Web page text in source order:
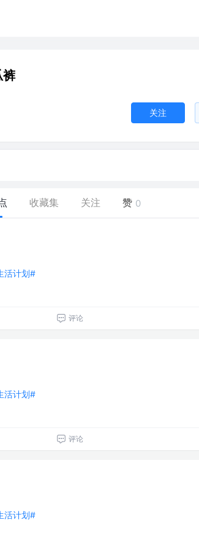
裤
关注
收藏集 关注 赞 0
活计划#
评论
活计划#
评论
活计划#